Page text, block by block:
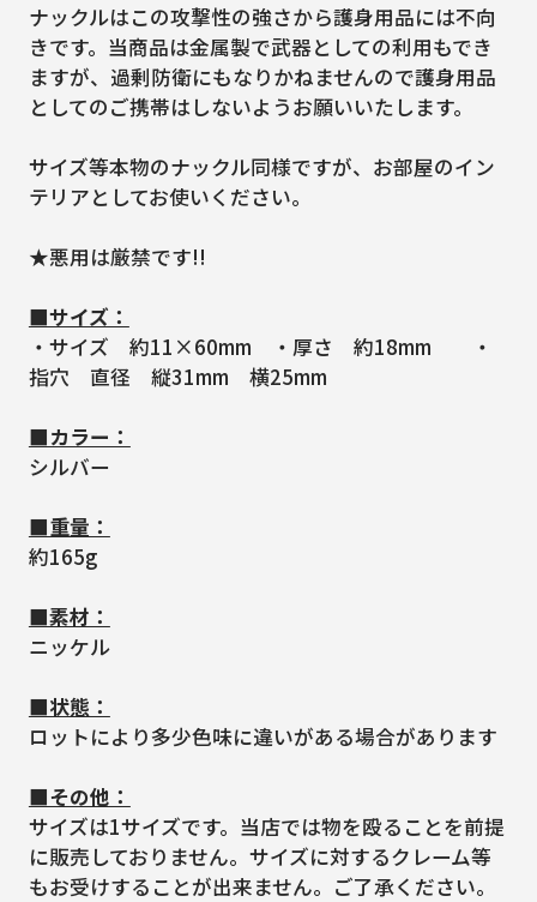
ナックルはこの攻撃性の強さから護身用品には不向
きです。当商品は金属製で武器としての利用もでき
ますが、過剰防衛にもなりかねませんので護身用品
としてのご携帯はしないようお願いいたします。
サイズ等本物のナックル同様ですが、お部屋のイン
テリアとしてお使いください。
★悪用は厳禁です!!
■サイズ：
・サイズ 約11×60mm ・厚さ 約18mm ・
指穴 直径 縦31mm 横25mm
■カラー：
シルバー
■重量：
約165g
■素材：
ニッケル
■状態：
ロットにより多少色味に違いがある場合があります
■その他：
サイズは1サイズです。当店では物を殴ることを前提
に販売しておりません。サイズに対するクレーム等
もお受けすることが出来ません。ご了承ください。